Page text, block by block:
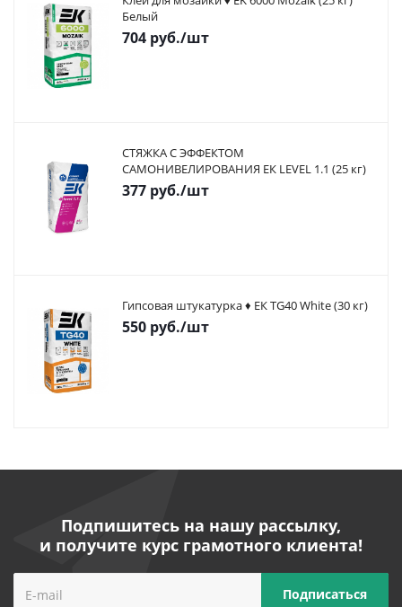
Белый
704 руб./шт
СТЯЖКА С ЭФФЕКТОМ
САМОНИВЕЛИРОВАНИЯ ЕК LEVEL 1.1 (25 кг)
377 руб./шт
Гипсовая штукатурка ♦ ЕК TG40 White (30 кг)
550 руб./шт
Подпишитесь на нашу рассылку,
и получите курс грамотного клиента!